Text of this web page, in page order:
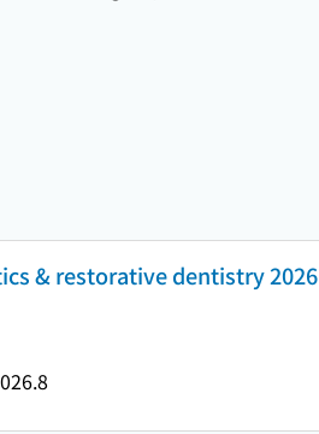
& restorative dentistry 2026